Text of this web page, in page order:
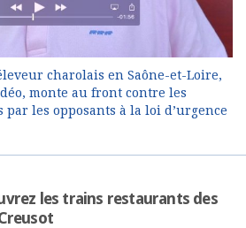
charolais en Saône-et-Loire,
monte au front contre les
par les opposants à la loi d’urgence
les trains restaurants des